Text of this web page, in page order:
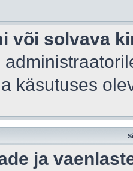
või solvava
käsutuses
ja